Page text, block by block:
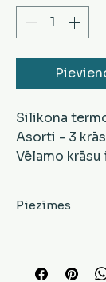
Silikona
Asorti - 3
Vēlamo
Piezīmes